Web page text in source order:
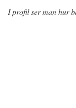
I profil ser man hur